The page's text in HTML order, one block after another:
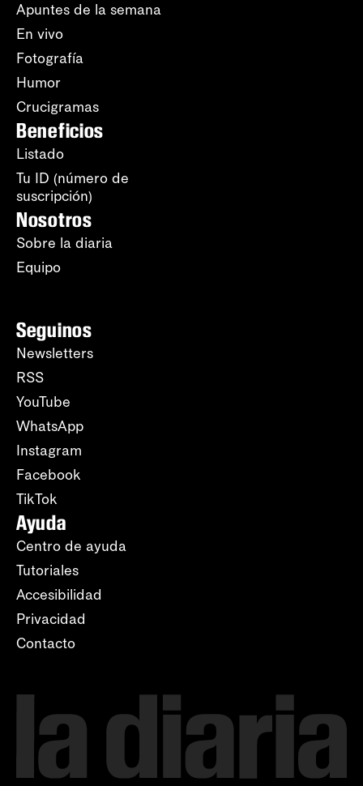
Apuntes de la semana
En vivo
Fotografía
Humor
Crucigramas
Beneficios
Listado
Tu ID (número de
suscripción)
Nosotros
Sobre la diaria
Equipo
Seguinos
Newsletters
RSS
YouTube
WhatsApp
Instagram
Facebook
TikTok
Ayuda
Centro de ayuda
Tutoriales
Accesibilidad
Privacidad
Contacto